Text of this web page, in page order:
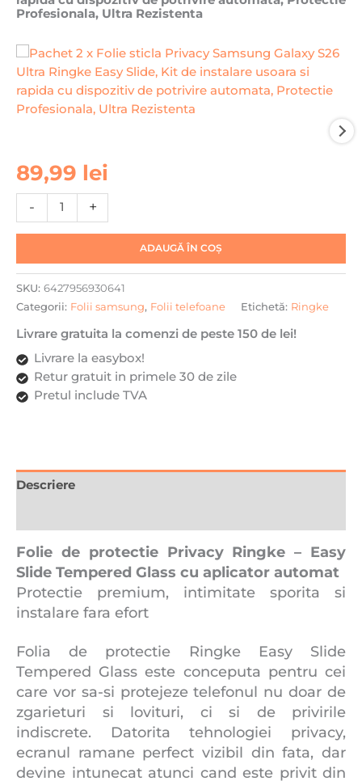
Profesionala, Ultra Rezistenta
89,99 lei
-
Cantitate
Pachet
x
Folie
Privacy
Samsung
Galaxy
S26
Ringke
Easy
Slide,
usoara
cu
dispozitiv
de
potrivire
automata,
Profesionala,
Ultra
Rezistenta
+
ADAUGĂ ÎN COȘ
SKU: 6427956930641
Categorii: Folii samsung, Folii telefoane Etichetă: Ringke
Livrare gratuita la comenzi de peste 150 de lei!
Livrare la easybox!
Retur gratuit in primele 30 de zile
Pretul include TVA
Descriere
Folie de protectie Privacy Ringke – Easy
Slide Tempered Glass cu aplicator automat
Protectie premium, intimitate sporita si
instalare fara efort
Folia de protectie Ringke Easy Slide
Tempered Glass este conceputa pentru cei
care vor sa-si protejeze telefonul nu doar de
zgarieturi si lovituri, ci si de privirile
indiscrete. Datorita tehnologiei privacy,
ecranul ramane perfect vizibil din fata, dar
devine intunecat atunci cand este privit din